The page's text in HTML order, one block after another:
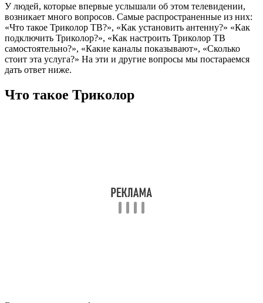
У людей, которые впервые услышали об этом телевидении,
возникает много вопросов. Самые распространенные из них:
«Что такое Триколор ТВ?», «Как установить антенну?» «Как
подключить Триколор?», «Как настроить Триколор ТВ
самостоятельно?», «Какие каналы показывают», «Сколько
стоит эта услуга?» На эти и другие вопросы мы постараемся
дать ответ ниже.
Что такое Триколор
принимает сигнал с наземной телестанции, обрабатывает его
и подает обратно уже на Триколор ТВ антенну. После этого
ресивер преобразовывает спутниковый сигнал, что дает